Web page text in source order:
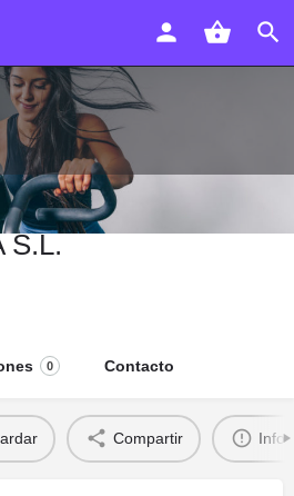
JAIME
S.L.
0 Contacto
Compartir